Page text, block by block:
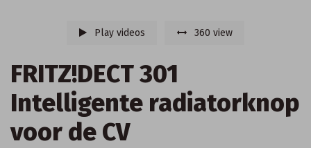
Play videos 360 view
FRITZ!DECT 301
Intelligente radiatorknop
voor de CV